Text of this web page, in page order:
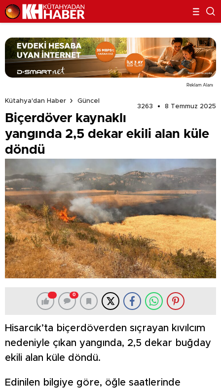
Reklam Alanı
Kütahya'dan Haber
Güncel
3263
8 Temmuz 2025
Biçerdöver kaynaklı
yangında 2,5 dekar ekili alan küle
döndü
0
Hisarcık’ta biçerdöverden sıçrayan kıvılcım
nedeniyle çıkan yangında, 2,5 dekar buğday
ekili alan küle döndü.
Edinilen bilgiye göre, öğle saatlerinde